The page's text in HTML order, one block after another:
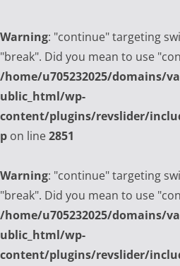
Warning: "continue" targeting
"break". Did you mean to use
/home/u705232025/domains/
ublic_html/wp-
content/plugins/revslider/
p on line2851
Warning: "continue" targeting
"break". Did you mean to use
/home/u705232025/domains/
ublic_html/wp-
content/plugins/revslider/